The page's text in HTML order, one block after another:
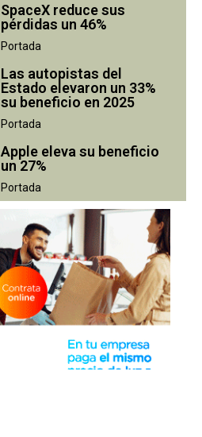
SpaceX reduce sus
pérdidas un 46%
Portada
Las autopistas del
Estado elevaron un 33%
su beneficio en 2025
Portada
Apple eleva su beneficio
un 27%
Portada